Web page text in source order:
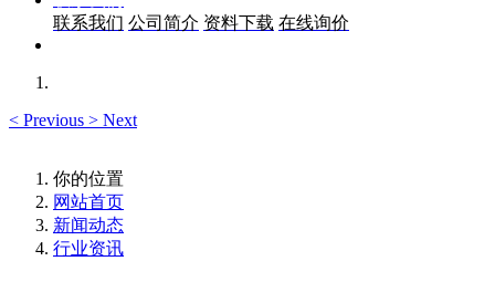
联系我们 公司简介 资料下载 在线询价
< Previous > Next
你的位置
网站首页
新闻动态
行业资讯